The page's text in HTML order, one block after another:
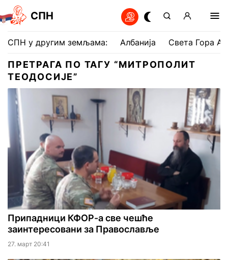
СПН
СПН у другим земљама: Албанија Света Гора
ПРЕТРАГА ПО ТАГУ “МИТРОПОЛИТ
ТЕОДОСИЈЕ”
Припадници КФОР-а све чешће
заинтересовани за Православље
27. март 20:41